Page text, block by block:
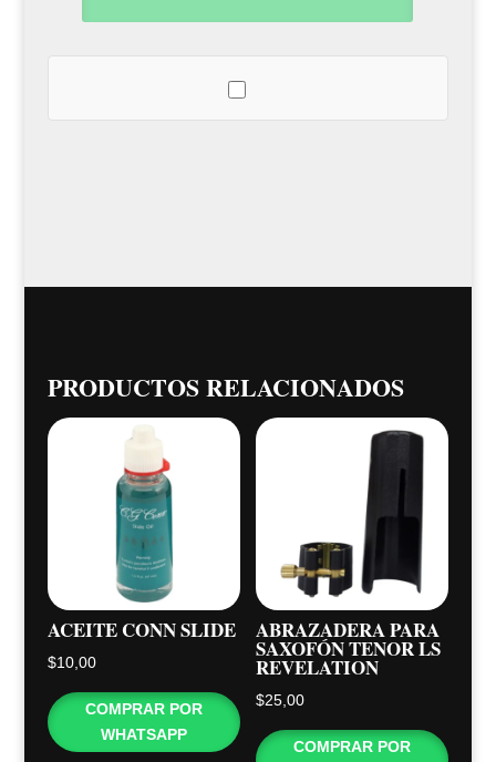
Unfiled
cantidad
PRODUCTOS RELACIONADOS
ACEITE CONN SLIDE
$10,00
COMPRAR POR
WHATSAPP
ABRAZADERA PARA
SAXOFÓN TENOR LS
REVELATION
$25,00
COMPRAR POR